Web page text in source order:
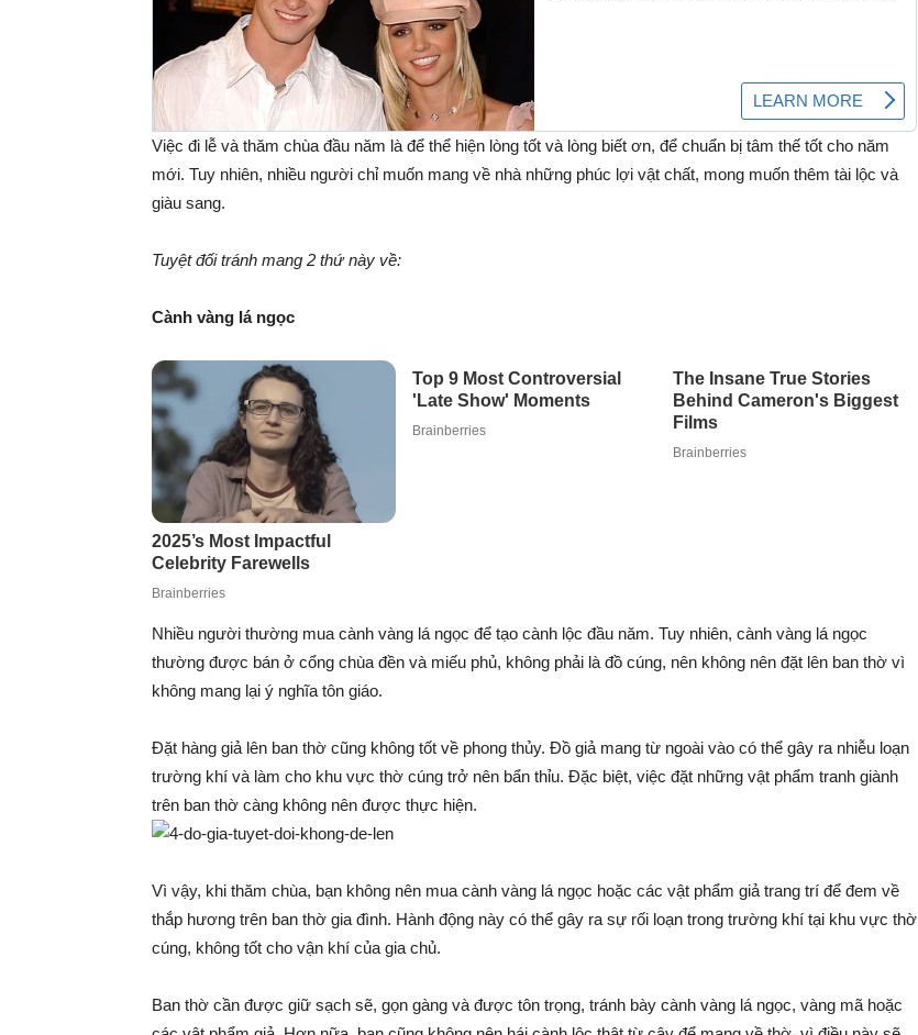
Việc đi lễ và thăm chùa đầu năm là để thể hiện lòng tốt và lòng biết ơn, để chuẩn bị tâm thế tốt cho năm
mới. Tuy nhiên, nhiều người chỉ muốn mang về nhà những phúc lợi vật chất, mong muốn thêm tài lộc và
giàu sang.
Tuyệt đối tránh mang 2 thứ này về:
Cành vàng lá ngọc
Nhiều người thường mua cành vàng lá ngọc để tạo cành lộc đầu năm. Tuy nhiên, cành vàng lá ngọc
thường được bán ở cổng chùa đền và miếu phủ, không phải là đồ cúng, nên không nên đặt lên ban thờ vì
không mang lại ý nghĩa tôn giáo.
Đặt hàng giả lên ban thờ cũng không tốt về phong thủy. Đồ giả mang từ ngoài vào có thể gây ra nhiễu loạn
trường khí và làm cho khu vực thờ cúng trở nên bẩn thỉu. Đặc biệt, việc đặt những vật phẩm tranh giành
trên ban thờ càng không nên được thực hiện.
Vì vậy, khi thăm chùa, bạn không nên mua cành vàng lá ngọc hoặc các vật phẩm giả trang trí để đem về
thắp hương trên ban thờ gia đình. Hành động này có thể gây ra sự rối loạn trong trường khí tại khu vực thờ
cúng, không tốt cho vận khí của gia chủ.
Ban thờ cần được giữ sạch sẽ, gọn gàng và được tôn trọng, tránh bày cành vàng lá ngọc, vàng mã hoặc